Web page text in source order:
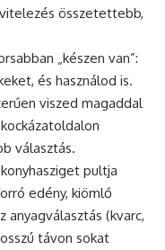
összetettebb,
„készen van”:
és használod is.
viszed magaddal
választás.
pultja
edény, kiömlő
(kvarc,
távon sokat